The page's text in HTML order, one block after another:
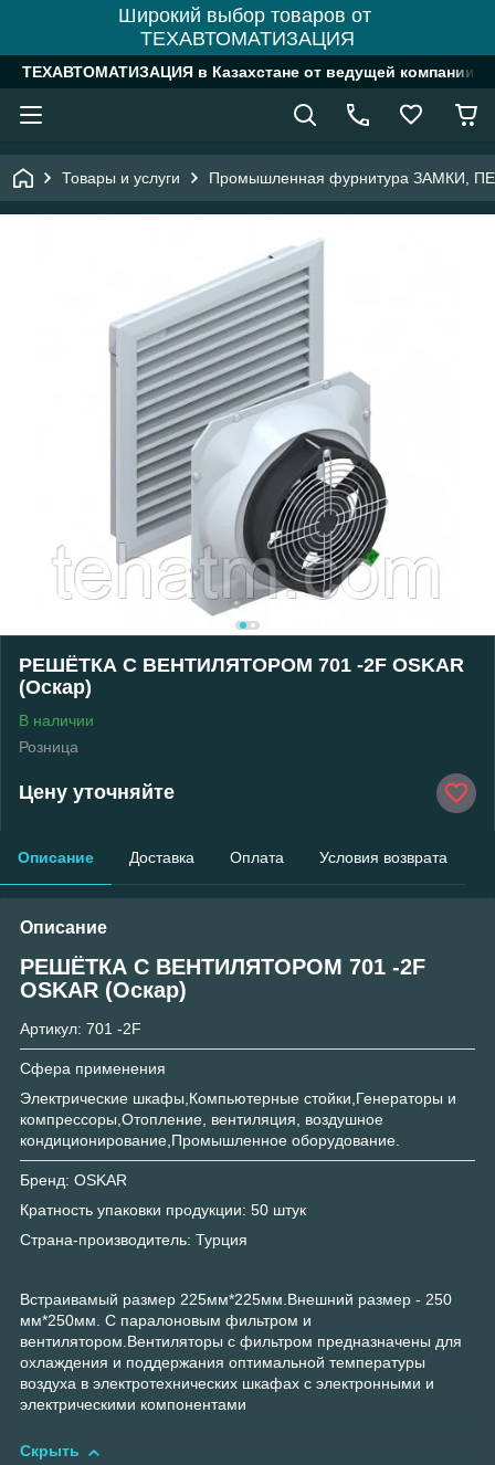
Широкий выбор товаров от
ТЕХАВТОМАТИЗАЦИЯ
ТЕХАВТОМАТИЗАЦИЯ в Казахстане от ведущей компании
Товары и услуги Промышленная фурнитура ЗАМКИ,
РЕШЁТКА С ВЕНТИЛЯТОРОМ 701 -2F OSKAR
(Оскар)
В наличии
Розница
Цену уточняйте
Описание Доставка Оплата Условия возврата
Описание
РЕШЁТКА С ВЕНТИЛЯТОРОМ 701 -2F
OSKAR (Оскар)
Артикул: 701 -2F
Сфера применения
Электрические шкафы,Компьютерные стойки,Генераторы и
компрессоры,Отопление, вентиляция, воздушное
кондиционирование,Промышленное оборудование.
Бренд: OSKAR
Кратность упаковки продукции: 50 штук
Страна-производитель: Турция
Встраивамый размер 225мм*225мм.Внешний размер - 250
мм*250мм. С паралоновым фильтром и
вентилятором.Вентиляторы с фильтром предназначены для
охлаждения и поддержания оптимальной температуры
воздуха в электротехнических шкафах с электронными и
электрическими компонентами
Скрыть